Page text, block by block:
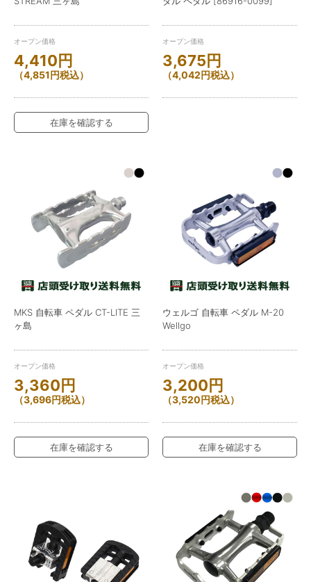
オープン価格
4,410円
（4,851円税込）
在庫を確認する
オープン価格
3,675円
（4,042円税込）
MKS 自転車 ペダル CT-LITE 三
ヶ島
オープン価格
3,360円
（3,696円税込）
在庫を確認する
ウェルゴ 自転車 ペダル M-20
Wellgo
オープン価格
3,200円
（3,520円税込）
在庫を確認する